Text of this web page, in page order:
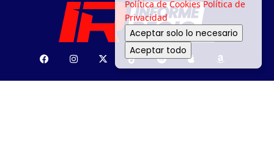
Política de Cookies Política de
Privacidad
Aceptar solo lo necesario
Aceptar todo